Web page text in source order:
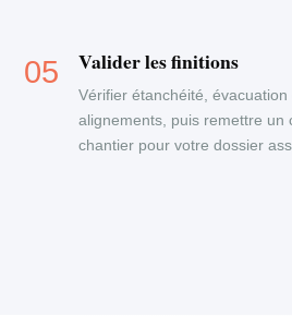
Valider les finitions
Vérifier étanchéité,
alignements, puis remettre un
chantier pour votre dossier